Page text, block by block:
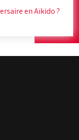
en Aïkido ?